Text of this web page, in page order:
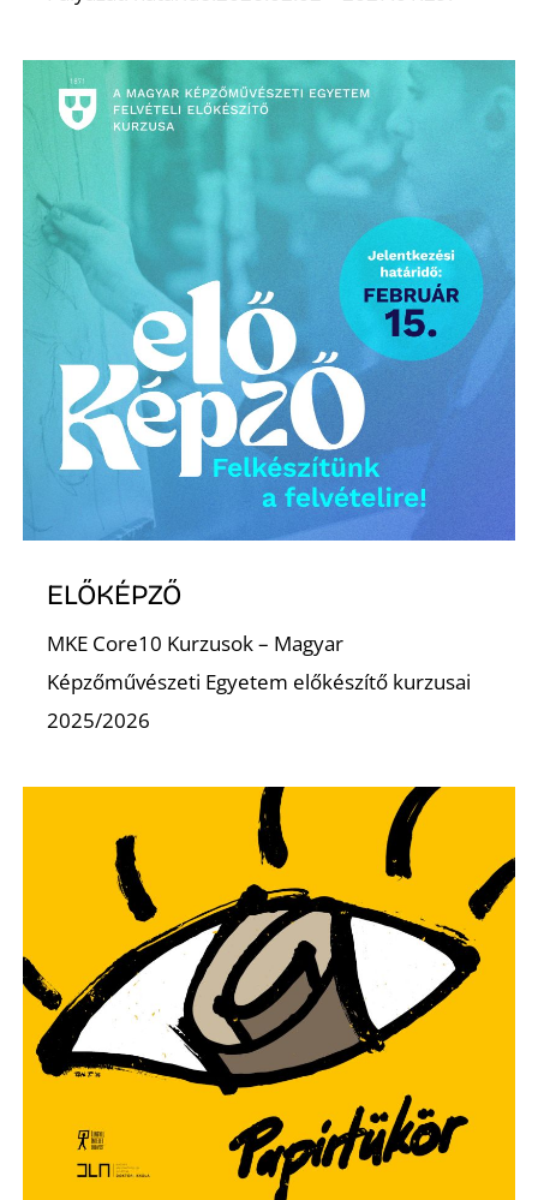
ELŐKÉPZŐ
MKE Core10 Kurzusok – Magyar
Képzőművészeti Egyetem előkészítő kurzusai
2025/2026